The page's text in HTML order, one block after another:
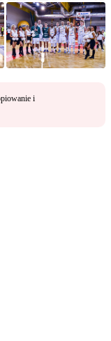
i